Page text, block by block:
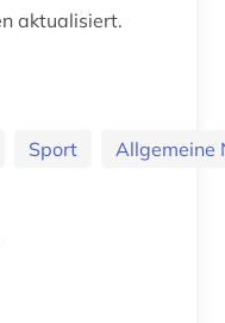
aktualisiert.
Sport Allgemeine